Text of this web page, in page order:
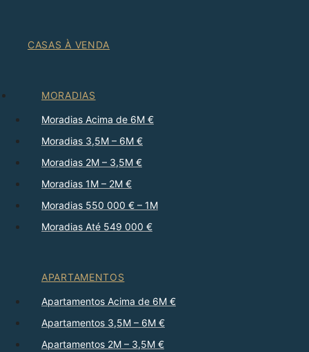
CASAS À VENDA
MORADIAS
Moradias Acima de 6M €
Moradias 3,5M – 6M €
Moradias 2M – 3,5M €
Moradias 1M – 2M €
Moradias 550 000 € – 1M
Moradias Até 549 000 €
APARTAMENTOS
Apartamentos Acima de 6M €
Apartamentos 3,5M – 6M €
Apartamentos 2M – 3,5M €